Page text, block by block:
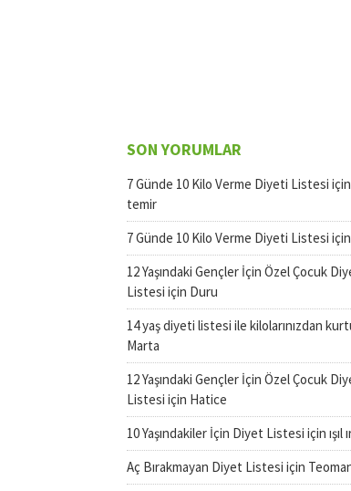
SON YORUMLAR
7 Günde 10 Kilo Verme Diyeti Listesi için
temir
7 Günde 10 Kilo Verme Diyeti Listesi için
12 Yaşındaki Gençler İçin Özel Çocuk
Listesi için Duru
14 yaş diyeti listesi ile kilolarınızdan
Marta
12 Yaşındaki Gençler İçin Özel Çocuk
Listesi için Hatice
10 Yaşındakiler İçin Diyet Listesi için ışıl
Aç Bırakmayan Diyet Listesi için